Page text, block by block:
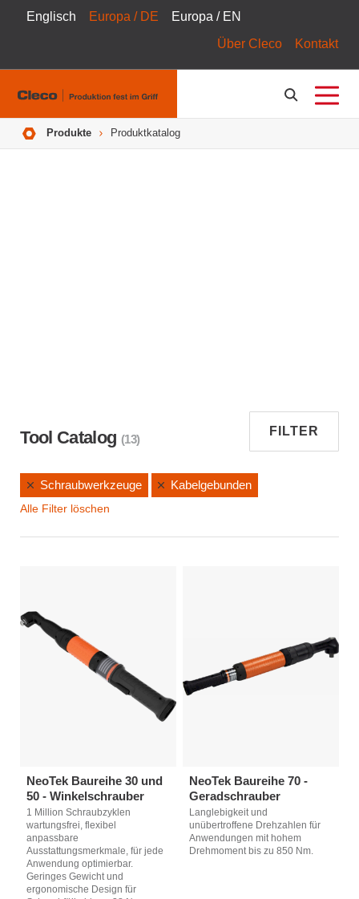
Englisch Europa / DE
Europa / EN
Über Cleco
Kontakt
Pfadnavigation
Produkte Produktkatalog
Tool Catalog (13)
FILTER
Schraubwerkzeuge Kabelgebunden
Alle Filter löschen
NeoTek Baureihe 30 und
50 - Winkelschrauber
1 Million Schraubzyklen
wartungsfrei, flexibel
anpassbare
Ausstattungsmerkmale, für jede
Anwendung optimierbar.
Geringes Gewicht und
ergonomische Design für
NeoTek Baureihe 70 -
Geradschrauber
Langlebigkeit und
unübertroffene Drehzahlen für
Anwendungen mit hohem
Drehmoment bis zu 850 Nm.